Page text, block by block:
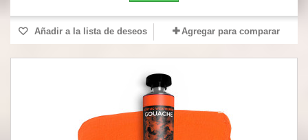
Añadir a la lista de deseos Agregar para comparar